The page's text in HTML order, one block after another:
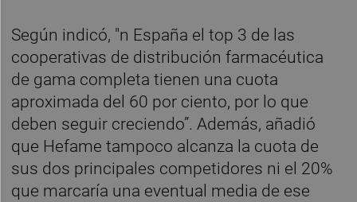
Según indicó, "n España el top 3 de las
cooperativas de distribución farmacéutica
de gama completa tienen una cuota
aproximada del 60 por ciento, por lo que
deben seguir creciendo”. Además, añadió
que Hefame tampoco alcanza la cuota de
sus dos principales competidores ni el 20%
que marcaría una eventual media de ese